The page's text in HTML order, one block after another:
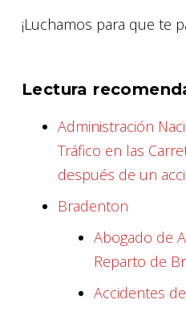
¡Luchamos para que te
Lectura
Administración
Tráfico en las
después de un
Bradenton
Abogado de
Reparto de
Accidentes